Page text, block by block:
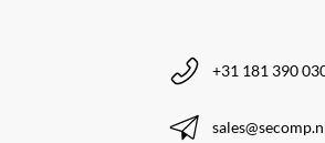
+31 181 390